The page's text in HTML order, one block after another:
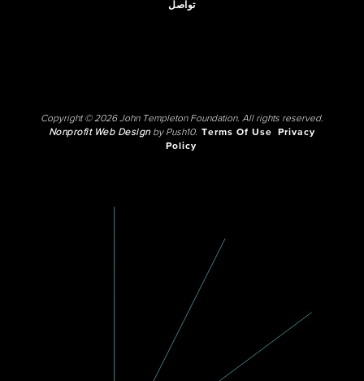
تواصل
Copyright © 2026 John Templeton Foundation. All rights reserved.
Nonprofit Web Designby Push10. Terms Of Use
Privacy
Policy